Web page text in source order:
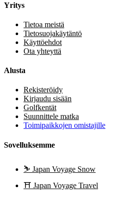
Yritys
Tietoa meistä
Tietosuojakäytäntö
Käyttöehdot
Ota yhteyttä
Alusta
Rekisteröidy
Kirjaudu sisään
Golfkentät
Suunnittele matka
Toimipaikkojen omistajille
Sovelluksemme
⛷️ Japan Voyage Snow
⛩️ Japan Voyage Travel